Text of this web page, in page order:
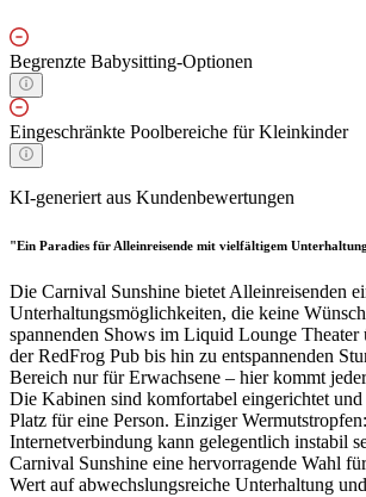
Begrenzte Babysitting-Optionen
Eingeschränkte Poolbereiche für Kleinkinder
KI-generiert aus Kundenbewertungen
"Ein Paradies für Alleinreisende mit vielfältigem
Die Carnival Sunshine bietet Alleinreisenden
Unterhaltungsmöglichkeiten, die keine
spannenden Shows im Liquid Lounge
der RedFrog Pub bis hin zu entspannenden
Bereich nur für Erwachsene – hier kommt
Die Kabinen sind komfortabel eingerichtet und
Platz für eine Person. Einziger
Internetverbindung kann gelegentlich instabil
Carnival Sunshine eine hervorragende Wahl
Wert auf abwechslungsreiche Unterhaltung